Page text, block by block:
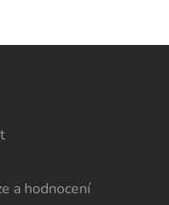
a hodnocení